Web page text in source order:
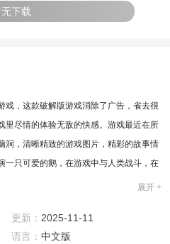
下载
戏，这款破解版游戏消除了广告，省去很
里尽情的体验无敌的快感。游戏最近在所
洞，清晰精致的游戏图片，精彩的故事情
一只可爱的鹅，在游戏中与人类战斗，在
场景供你自由冒险;
作剧都可以哦;
展开 +
更新： 2025-11-11
语言： 中文版